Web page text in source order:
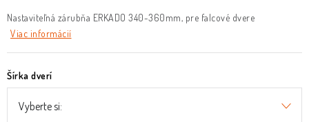
Nastaviteľná zárubňa ERKADO 340-360mm, pre falcové dvere
Viac informácií
Šírka dverí